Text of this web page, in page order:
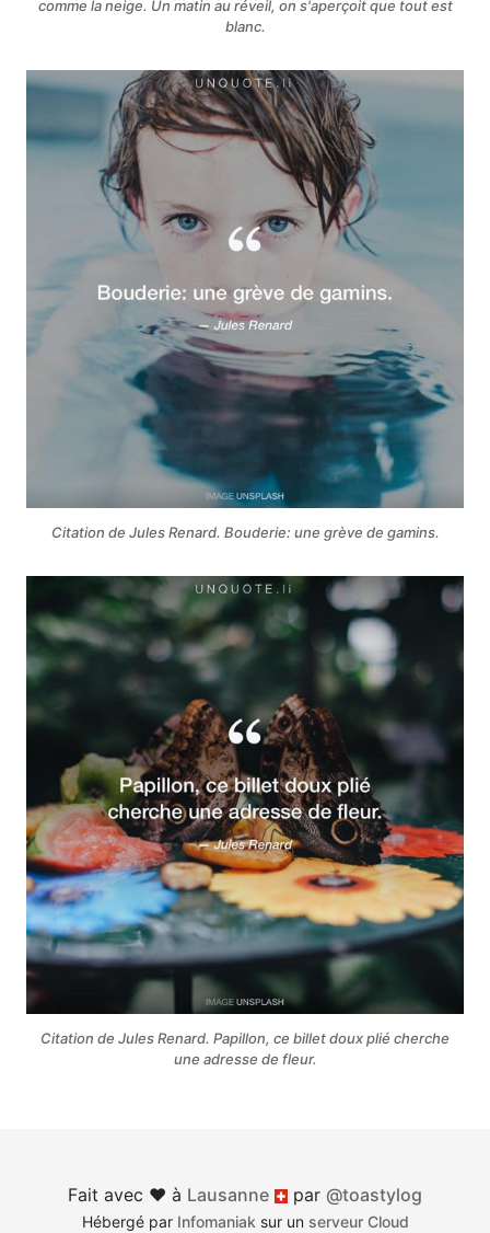
comme la neige. Un matin au réveil, on s'aperçoit que tout est
blanc.
Citation de Jules Renard. Bouderie: une grève de gamins.
Citation de Jules Renard. Papillon, ce billet doux plié cherche
une adresse de fleur.
Fait avec ♥︎ à Lausanne
Suisse par @toastylog
Hébergé par Infomaniak sur un serveur Cloud